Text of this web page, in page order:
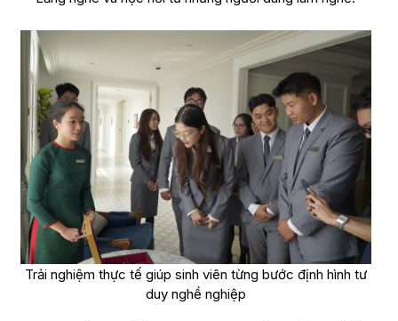
Trải nghiệm thực tế giúp sinh viên từng bước định hình tư
duy nghề nghiệp